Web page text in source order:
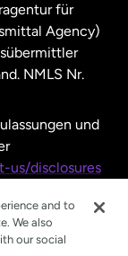
für
Agency)
NMLS Nr.
und
us/disclosures
and to
We also
our social